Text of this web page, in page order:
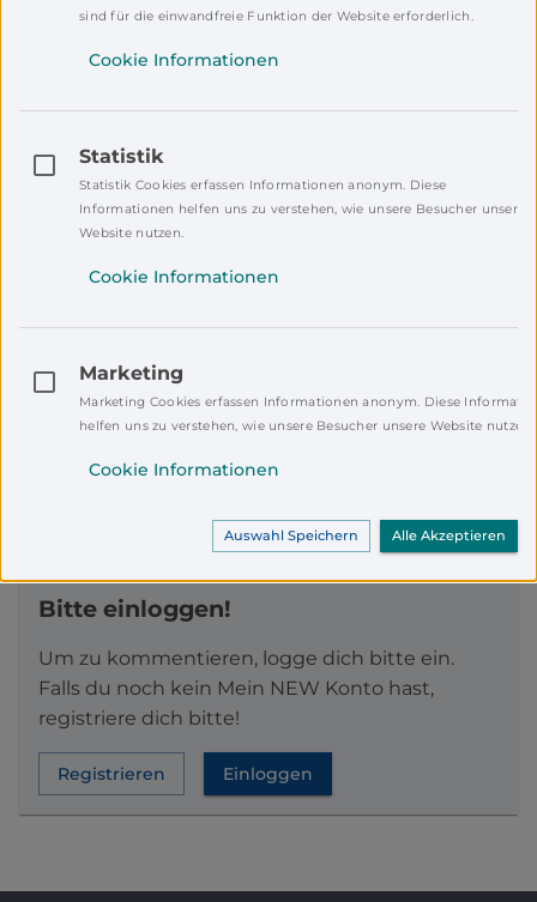
Mehr zum Thema
"Deine Perspektiven im
Finde
Noch keine Kommentare
Sei der erste, der diese Geschichte
Bitte einloggen!
Um zu kommentieren, logge dich bitte ein.
Falls du noch kein Mein NEW Konto hast,
registriere dich bitte!
Registrieren Einloggen
sind für die einwandfreie Funktion der Website erforderlich.
Cookie Informationen
Statistik
Statistik Cookies erfassen Informationen anonym. Diese
Informationen helfen uns zu verstehen, wie unsere Besucher unsere
Website nutzen.
Cookie Informationen
Marketing
Marketing Cookies erfassen Informationen anonym. Diese
helfen uns zu verstehen, wie unsere Besucher unsere Website nutzen.
Cookie Informationen
Auswahl Speichern Alle Akzeptieren